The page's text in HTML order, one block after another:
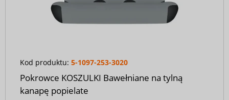
Kod produktu: 5-1097-253-3020
Pokrowce KOSZULKI Bawełniane na tylną
kanapę popielate